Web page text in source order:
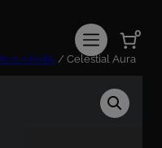
0
Helix / Celestial Aura